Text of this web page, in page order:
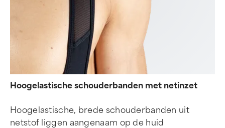
Hoogelastische schouderbanden met netinzet
Hoogelastische, brede schouderbanden uit
netstof liggen aangenaam op de huid